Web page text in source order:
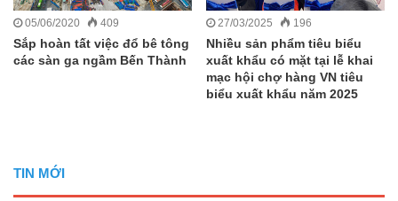
05/06/2020 409
Sắp hoàn tất việc đổ bê tông
các sàn ga ngầm Bến Thành
27/03/2025 196
Nhiều sản phẩm tiêu biểu
xuất khẩu có mặt tại lễ khai
mạc hội chợ hàng VN tiêu
biểu xuất khẩu năm 2025
TIN MỚI